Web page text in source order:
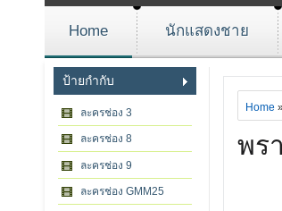
Home นักแสดงชาย
ป้ายกำกับ
ละครช่อง 3
ละครช่อง 8
ละครช่อง 9
ละครช่อง GMM25
Home
พร